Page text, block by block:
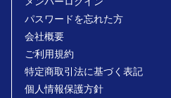
パスワードを忘れた方
会社概要
ご利用規約
特定商取引法に基づく表記
個人情報保護方針